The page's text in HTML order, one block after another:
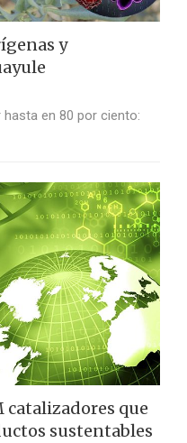
y
en 80 por ciento:
catalizadores que
sustentables